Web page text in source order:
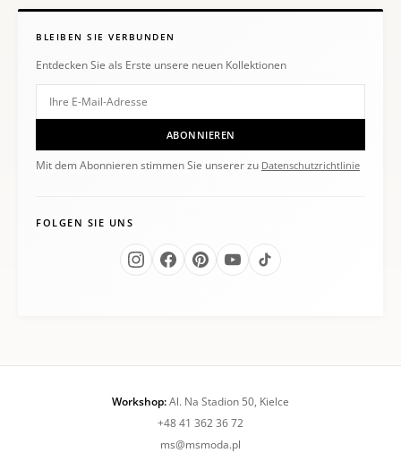
BLEIBEN SIE VERBUNDEN
Entdecken Sie als Erste unsere neuen Kollektionen
ABONNIEREN
Mit dem Abonnieren stimmen Sie unserer zu Datenschutzrichtlinie
FOLGEN SIE UNS
Workshop:Al. Na Stadion 50, Kielce
+48 41 362 36 72
ms@msmoda.pl